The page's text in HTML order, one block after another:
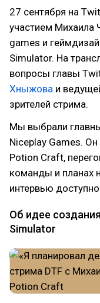
27 сентября на
участием Михаила
games и
Simulator. На
вопросы главы
Хныжова и
зрителей стрима.
Мы выбрали
Niceplay Games.
Potion Craft,
команды и планах
интервью доступно
Об идее
Simulator